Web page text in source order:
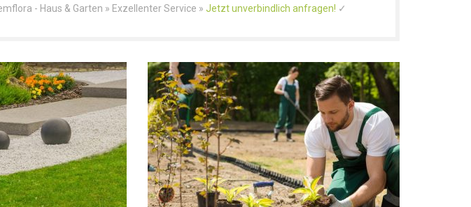
- Haus & Garten » Exzellenter Service » Jetzt unverbindlich anfragen! ✓